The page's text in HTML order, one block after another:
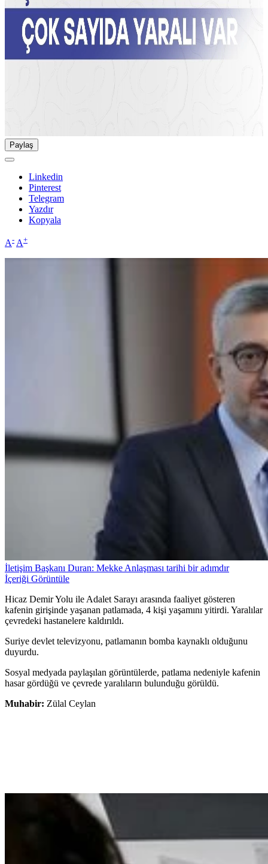
Paylaş
Linkedin
Pinterest
Telegram
Yazdır
Kopyala
A- A+
İletişim Başkanı Duran: Mekke Anlaşması tarihi bir adımdır
İçeriği Görüntüle
Hicaz Demir Yolu ile Adalet Sarayı arasında faaliyet gösteren
kafenin girişinde yaşanan patlamada, 4 kişi yaşamını yitirdi. Yaralılar
çevredeki hastanelere kaldırıldı.
Suriye devlet televizyonu, patlamanın bomba kaynaklı olduğunu
duyurdu.
Sosyal medyada paylaşılan görüntülerde, patlama nedeniyle kafenin
hasar gördüğü ve çevrede yaralıların bulunduğu görüldü.
Muhabir: Zülal Ceylan